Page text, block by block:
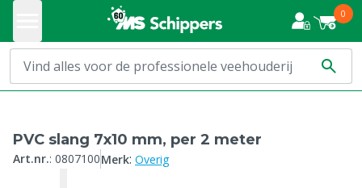
0
PVC slang 7x10 mm, per 2 meter
Art.nr.: 0807100Merk: Overig